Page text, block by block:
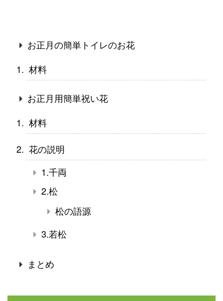
お正月の簡単トイレのお花
材料
お正月用簡単祝い花
材料
花の説明
1.千両
2.松
松の語源
3.若松
まとめ